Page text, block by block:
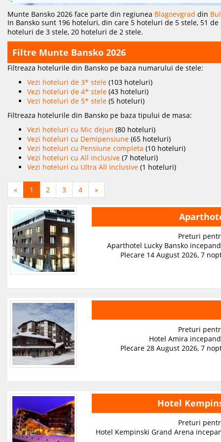
Munte Bansko 2026 face parte din regiunea Blagoevgrad din
In Bansko sunt 196 hoteluri, din care 5 hoteluri de 5 stele, 51
hoteluri de 3 stele, 20 hoteluri de 2 stele.
Filtre Munte Bansko 2026
Filtreaza hotelurile din Bansko pe baza numarului de stele:
Vezi hoteluri de 3* stele (103 hoteluri)
Vezi hoteluri de 4* stele (43 hoteluri)
Vezi hoteluri de 5* stele (5 hoteluri)
Filtreaza hotelurile din Bansko pe baza tipului de masa:
Vezi hoteluri cu Mic dejun (80 hoteluri)
Vezi hoteluri cu Demipensiune (65 hoteluri)
Vezi hoteluri cu Pensiune completa (10 hoteluri)
Vezi hoteluri cu All inclusive (7 hoteluri)
Vezi hoteluri cu Ultra All inclusive (1 hoteluri)
« 1 2 3 4 »
Preturi
Aparthotel Lucky Bansko
Plecare 14 August 2026, 7
Preturi
Hotel Amira
Plecare 28 August 2026, 7
Hotel
Preturi
Hotel Kempinski Grand Arena